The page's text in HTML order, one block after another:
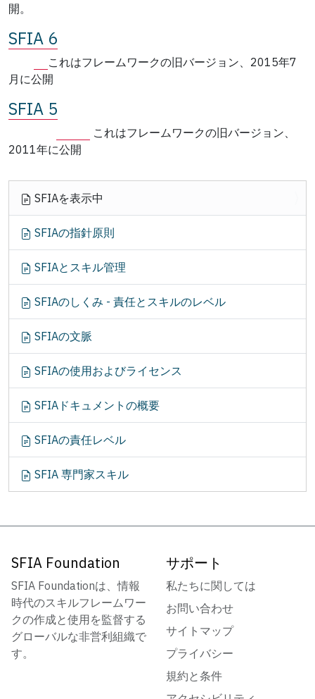
開。
SFIA 6
これはフレームワークの旧バージョン、2015年7
月に公開
SFIA 5
これはフレームワークの旧バージョン、
2011年に公開
SFIAを表示中
SFIAの指針原則
SFIAとスキル管理
SFIAのしくみ - 責任とスキルのレベル
SFIAの文脈
SFIAの使用およびライセンス
SFIAドキュメントの概要
SFIAの責任レベル
SFIA 専門家スキル
SFIA Foundation
SFIA Foundationは、情報
時代のスキルフレームワー
クの作成と使用を監督する
グローバルな非営利組織で
す。
サポート
私たちに関しては
お問い合わせ
サイトマップ
プライバシー
規約と条件